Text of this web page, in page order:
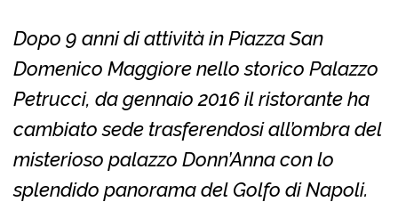
Dopo 9 anni di attività in Piazza San
Domenico Maggiore nello storico Palazzo
Petrucci, da gennaio 2016 il ristorante ha
cambiato sede trasferendosi all’ombra del
misterioso palazzo Donn’Anna con lo
splendido panorama del Golfo di Napoli.